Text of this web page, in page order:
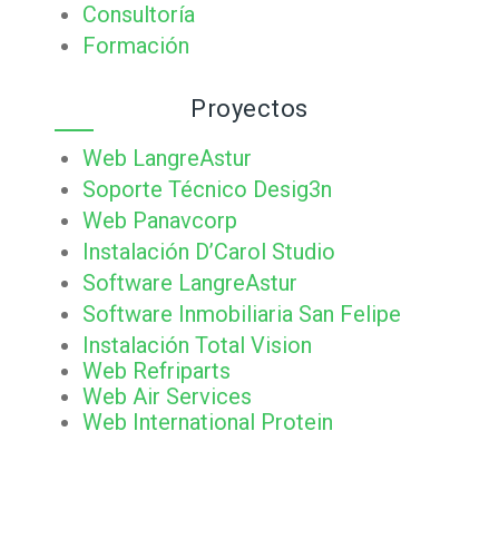
Consultoría
Formación
Proyectos
Web LangreAstur
Soporte Técnico Desig3n
Web Panavcorp
Instalación D’Carol Studio
Software LangreAstur
Software Inmobiliaria San Felipe
Instalación Total Vision
Web Refriparts
Web Air Services
Web International Protein